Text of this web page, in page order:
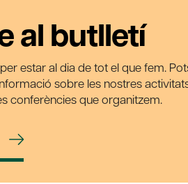
al butlletí
estar al dia de tot el que fem.
sobre les nostres
conferències que organitzem.